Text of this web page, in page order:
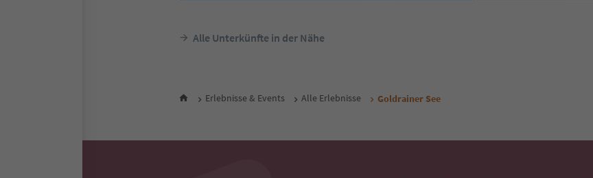
Alle Unterkünfte in der Nähe
Erlebnisse & Events Alle Erlebnisse Goldrainer See